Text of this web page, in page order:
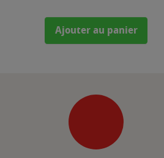
Ajouter au panier